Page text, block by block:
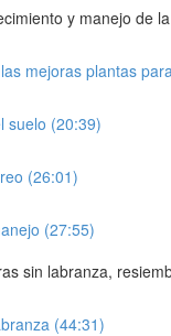
y manejo de
mejoras plantas
suelo (20:39)
(26:01)
(27:55)
sin labranza,
(44:31)